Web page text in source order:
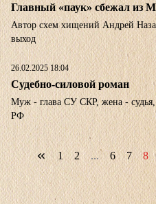
Главный «паук» сбежал из
Автор схем хищений Андрей
выход
26.02.2025 18:04
Судебно-силовой роман
Муж - глава СУ СКР, жена -
РФ
1 2 ... 6 7 8